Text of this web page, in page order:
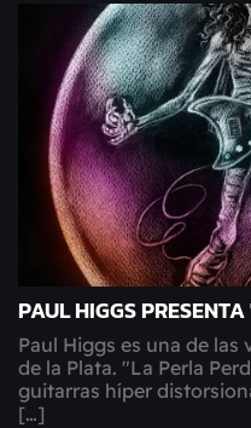
PAUL HIGGS
Paul Higgs es una de las
de la Plata. "La Perla
guitarras híper
[…]